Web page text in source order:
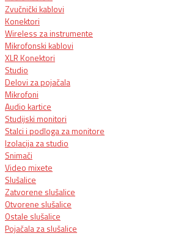
Zvučnički kablovi
Konektori
Wireless za instrumente
Mikrofonski kablovi
XLR Konektori
Studio
Delovi za pojačala
Mikrofoni
Audio kartice
Studijski monitori
Stalci i podloga za monitore
Izolacija za studio
Snimači
Video mixete
Slušalice
Zatvorene slušalice
Otvorene slušalice
Ostale slušalice
Pojačala za slušalice